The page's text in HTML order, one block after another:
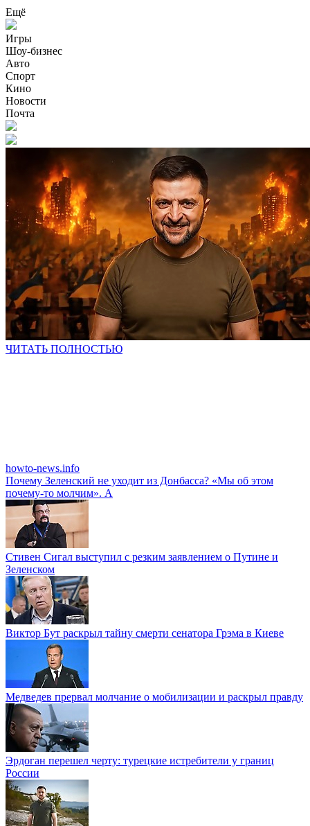
Ещё
Игры
Шоу-бизнес
Авто
Спорт
Кино
Новости
Почта
ЧИТАТЬ ПОЛНОСТЬЮ
howto-news.info
Почему Зеленский не уходит из Донбасса? «Мы об этом
почему-то молчим». А
Стивен Сигал выступил с резким заявлением о Путине и
Зеленском
Виктор Бут раскрыл тайну смерти сенатора Грэма в Киеве
Медведев прервал молчание о мобилизации и раскрыл правду
Эрдоган перешел черту: турецкие истребители у границ
России